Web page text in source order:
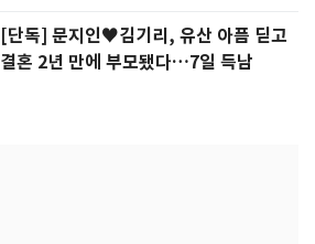
[단독] 문지인♥김기리, 유산 아픔 딛고
결혼 2년 만에 부모됐다…7일 득남